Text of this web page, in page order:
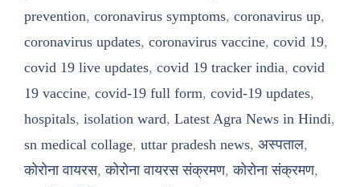
prevention, coronavirus symptoms, coronavirus up,
coronavirus updates, coronavirus vaccine, covid 19,
covid 19 live updates, covid 19 tracker india, covid
19 vaccine, covid-19 full form, covid-19 updates,
hospitals, isolation ward, Latest Agra News in Hindi,
sn medical collage, uttar pradesh news, अस्पताल,
कोरोना वायरस,कोरोना वायरस संक्रमण,कोरोना संक्रमण,